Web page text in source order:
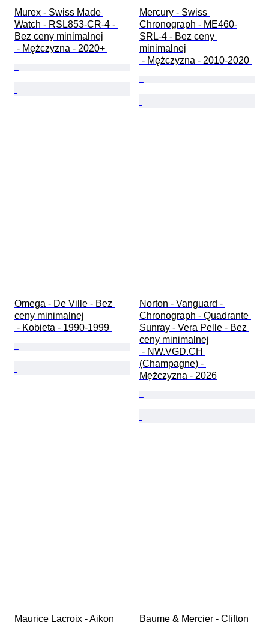
Murex - Swiss Made
Watch - RSL853-CR-4 -
Bez ceny minimalnej
- Mężczyzna - 2020+
Mercury - Swiss
Chronograph - ME460-
SRL-4 - Bez ceny
minimalnej
- Mężczyzna - 2010-2020
Omega - De Ville - Bez
ceny minimalnej
- Kobieta - 1990-1999
Norton - Vanguard -
Chronograph - Quadrante
Sunray - Vera Pelle - Bez
ceny minimalnej
(Champagne) -
Mężczyzna - 2026
Maurice Lacroix - Aikon
Baume & Mercier - Clifton